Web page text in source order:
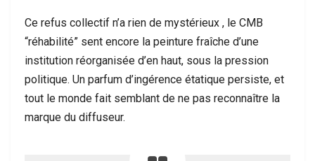
Ce refus collectif n’a rien de mystérieux , le CMB
“réhabilité” sent encore la peinture fraîche d’une
institution réorganisée d’en haut, sous la pression
politique. Un parfum d’ingérence étatique persiste, et
tout le monde fait semblant de ne pas reconnaître la
marque du diffuseur.